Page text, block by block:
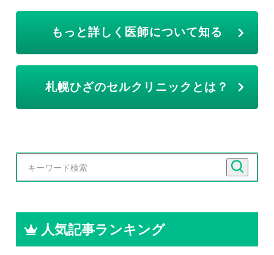
もっと詳しく医師について知る
札幌ひざのセルクリニックとは？
人気記事ランキング